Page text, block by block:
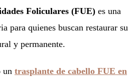
Foliculares (FUE) es una
para quienes buscan restaurar su
y permanente.
un trasplante de cabello FUE en